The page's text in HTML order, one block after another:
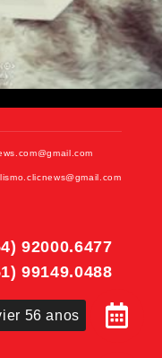
92000.6477
99149.0488
56 anos